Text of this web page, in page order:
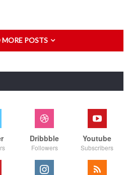
MORE POSTS
Dribbble
Followers
Youtube
Subscribers